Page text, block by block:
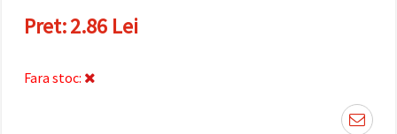
clic pe
"acceptati
indicați
Pret:2.86 Lei
Fara stoc: